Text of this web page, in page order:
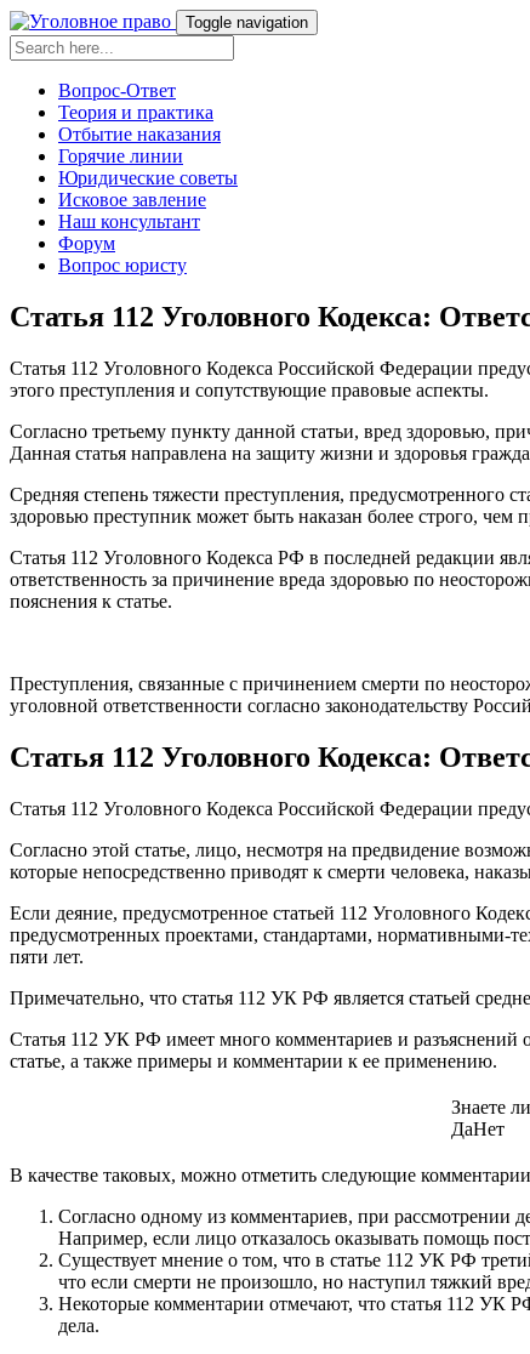
Toggle navigation
Вопрос-Ответ
Теория и практика
Отбытие наказания
Горячие линии
Юридические советы
Исковое завление
Наш консультант
Форум
Вопрос юристу
Статья 112 Уголовного Кодекса:
Статья 112 Уголовного Кодекса Российской Федерации
этого преступления и сопутствующие правовые аспекты.
Согласно третьему пункту данной статьи, вред здоровью,
Данная статья направлена на защиту жизни и здоровья
Средняя степень тяжести преступления, предусмотренного
здоровью преступник может быть наказан более строго, чем
Статья 112 Уголовного Кодекса РФ в последней редакции
ответственность за причинение вреда здоровью по
пояснения к статье.
Преступления, связанные с причинением смерти по
уголовной ответственности согласно законодательству
Статья 112 Уголовного Кодекса:
Статья 112 Уголовного Кодекса Российской Федерации
Согласно этой статье, лицо, несмотря на предвидение
которые непосредственно приводят к смерти человека,
Если деяние, предусмотренное статьей 112 Уголовного
предусмотренных проектами, стандартами,
пяти лет.
Примечательно, что статья 112 УК РФ является статьей
Статья 112 УК РФ имеет много комментариев и разъяснений
статье, а также примеры и комментарии к ее применению.
Знаете
ДаНет
В качестве таковых, можно отметить следующие
Согласно одному из комментариев, при рассмотрении
Например, если лицо отказалось оказывать помощь
Существует мнение о том, что в статье 112 УК РФ
что если смерти не произошло, но наступил тяжкий
Некоторые комментарии отмечают, что статья 112 УК
дела.